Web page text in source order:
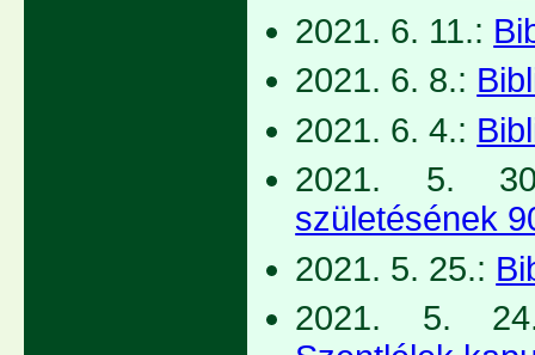
2021. 6. 11.:
2021. 6. 8.:
2021. 6. 4.:
2021. 5.
születésének
2021. 5. 25.:
2021. 5.